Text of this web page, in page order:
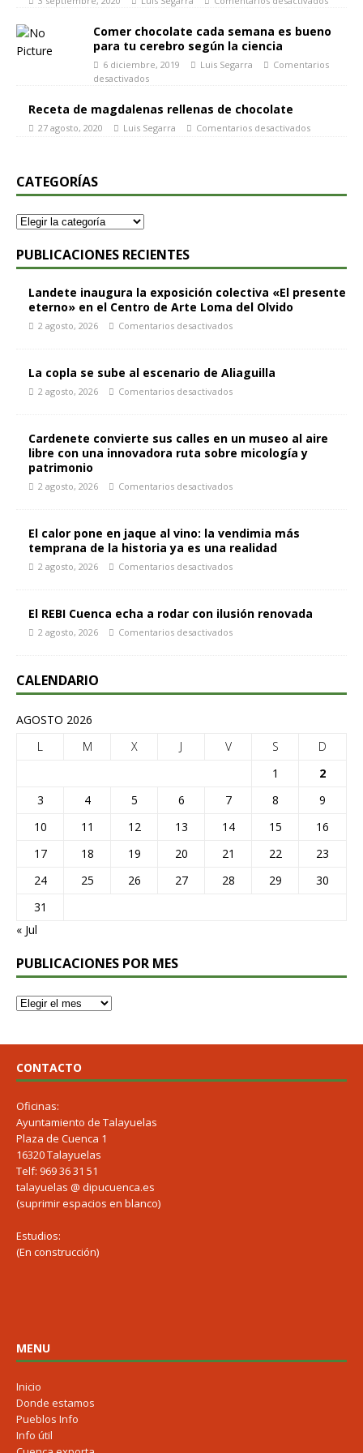
Comer chocolate cada semana es bueno
para tu cerebro según la ciencia
6 diciembre, 2019 Luis Segarra
Comentarios
desactivados
Receta de magdalenas rellenas de chocolate
27 agosto, 2020 Luis Segarra Comentarios desactivados
CATEGORÍAS
PUBLICACIONES RECIENTES
Landete inaugura la exposición colectiva «El presente
eterno» en el Centro de Arte Loma del Olvido
2 agosto, 2026 Comentarios desactivados
La copla se sube al escenario de Aliaguilla
2 agosto, 2026 Comentarios desactivados
Cardenete convierte sus calles en un museo al aire
libre con una innovadora ruta sobre micología y
patrimonio
2 agosto, 2026 Comentarios desactivados
El calor pone en jaque al vino: la vendimia más
temprana de la historia ya es una realidad
2 agosto, 2026 Comentarios desactivados
El REBI Cuenca echa a rodar con ilusión renovada
2 agosto, 2026 Comentarios desactivados
CALENDARIO
AGOSTO 2026
L
M X J V S
D
1
2
3
4 5 6 7 8
9
10
11 12 13 14 15
16
17
18 19 20 21 22
23
24
25 26 27 28 29
30
31
« Jul
PUBLICACIONES POR MES
CONTACTO
Oficinas:
Ayuntamiento de Talayuelas
Plaza de Cuenca 1
16320 Talayuelas
Telf: 969 36 31 51
talayuelas @ dipucuenca.es
(suprimir espacios en blanco)
Estudios:
(En construcción)
MENU
Inicio
Donde estamos
Pueblos Info
Info útil